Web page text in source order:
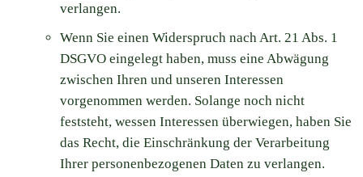
verlangen.
Wenn Sie einen Widerspruch nach Art. 21 Abs. 1
DSGVO eingelegt haben, muss eine Abwägung
zwischen Ihren und unseren Interessen
vorgenommen werden. Solange noch nicht
feststeht, wessen Interessen überwiegen, haben Sie
das Recht, die Einschränkung der Verarbeitung
Ihrer personenbezogenen Daten zu verlangen.